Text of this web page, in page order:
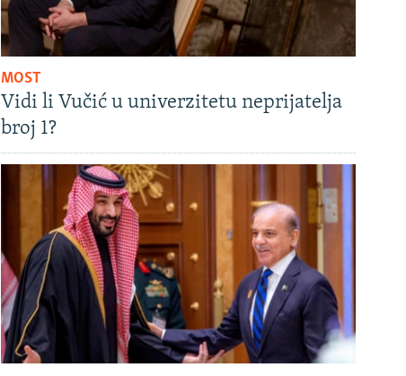
MOST
Vidi li Vučić u univerzitetu neprijatelja
broj 1?